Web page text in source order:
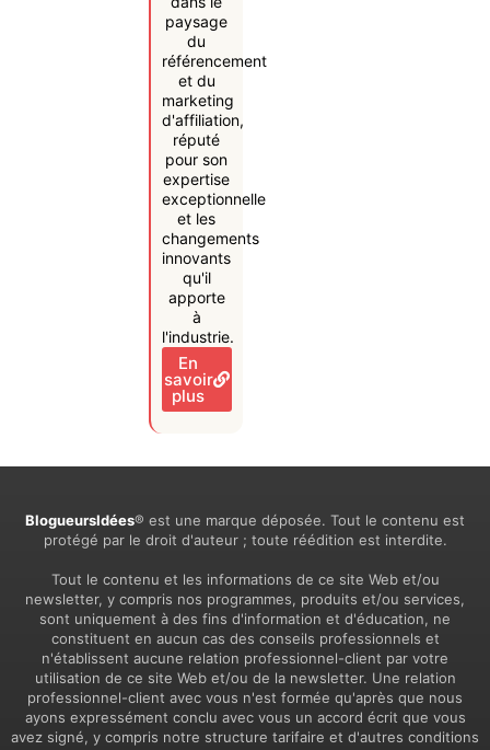
paysage
du
référencement
et du
marketing
d'affiliation,
réputé
pour son
expertise
exceptionnelle
et les
changements
innovants
qu'il
apporte
à
l'industrie.
En
savoir
plus
BlogueursIdées® est une marque déposée. Tout le contenu est
protégé par le droit d'auteur ; toute réédition est interdite.
Tout le contenu et les informations de ce site Web et/ou
newsletter, y compris nos programmes, produits et/ou services,
sont uniquement à des fins d'information et d'éducation, ne
constituent en aucun cas des conseils professionnels et
n'établissent aucune relation professionnel-client par votre
utilisation de ce site Web et/ou de la newsletter. Une relation
professionnel-client avec vous n'est formée qu'après que nous
ayons expressément conclu avec vous un accord écrit que vous
avez signé, y compris notre structure tarifaire et d'autres conditions